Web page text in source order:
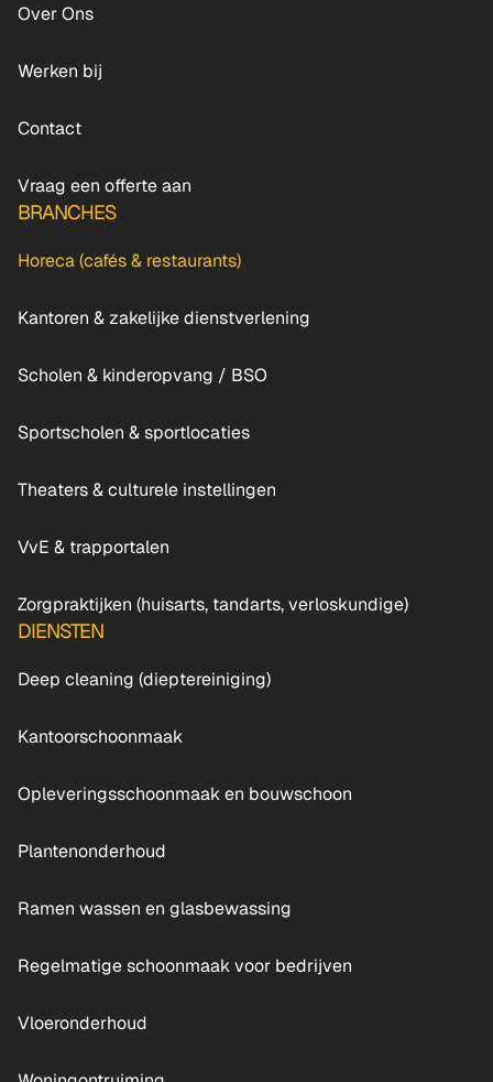
Over Ons
Werken bij
Contact
Vraag een offerte aan
BRANCHES
Horeca (cafés & restaurants)
Kantoren & zakelijke dienstverlening
Scholen & kinderopvang / BSO
Sportscholen & sportlocaties
Theaters & culturele instellingen
VvE & trapportalen
Zorgpraktijken (huisarts, tandarts, verloskundige)
DIENSTEN
Deep cleaning (dieptereiniging)
Kantoorschoonmaak
Opleveringsschoonmaak en bouwschoon
Plantenonderhoud
Ramen wassen en glasbewassing
Regelmatige schoonmaak voor bedrijven
Vloeronderhoud